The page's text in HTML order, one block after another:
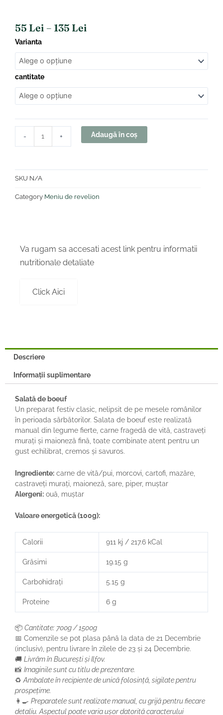
55 Lei – 135 Lei
Prețuri:
Până
La
Varianta
cantitate
-
Cantitate
de
boeuf
cu
maioneză
+ Adaugă în coș
SKU N/A
Category Meniu de revelion
Va rugam sa accesati acest link pentru informatii
nutritionale detaliate
Click Aici
Descriere
Informații suplimentare
Salată de boeuf
Un preparat festiv clasic, nelipsit de pe mesele românilor
în perioada sărbătorilor. Salata de boeuf este realizată
manual din legume fierte, carne fragedă de vită, castraveți
murați și maioneză fină, toate combinate atent pentru un
gust echilibrat, cremos și savuros.
Ingrediente: carne de vită/pui, morcovi, cartofi, mazăre,
castraveți murați, maioneză, sare, piper, muștar
Alergeni: ouă, muștar
Valoare energetică (100g):
Calorii 911 kj / 217.6 kCal
Grăsimi 19.15 g
Carbohidrați 5.15 g
Proteine 6 g
📦 Cantitate: 700g / 1500g
📅 Comenzile se pot plasa până la data de 21 Decembrie
(inclusiv), pentru livrare în zilele de 23 și 24 Decembrie.
🚚 Livrăm în București și Ilfov.
📸 Imaginile sunt cu titlu de prezentare.
♻️Ambalate în recipiente de unică folosință, sigilate pentru
prospețime.
👩‍🍳 Preparatele sunt realizate manual, cu grijă pentru fiecare
detaliu. Aspectul poate varia ușor datorită caracterului